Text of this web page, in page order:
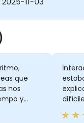
para una
Azure, incluyendo su
y escalado.
que
nos
y
fue